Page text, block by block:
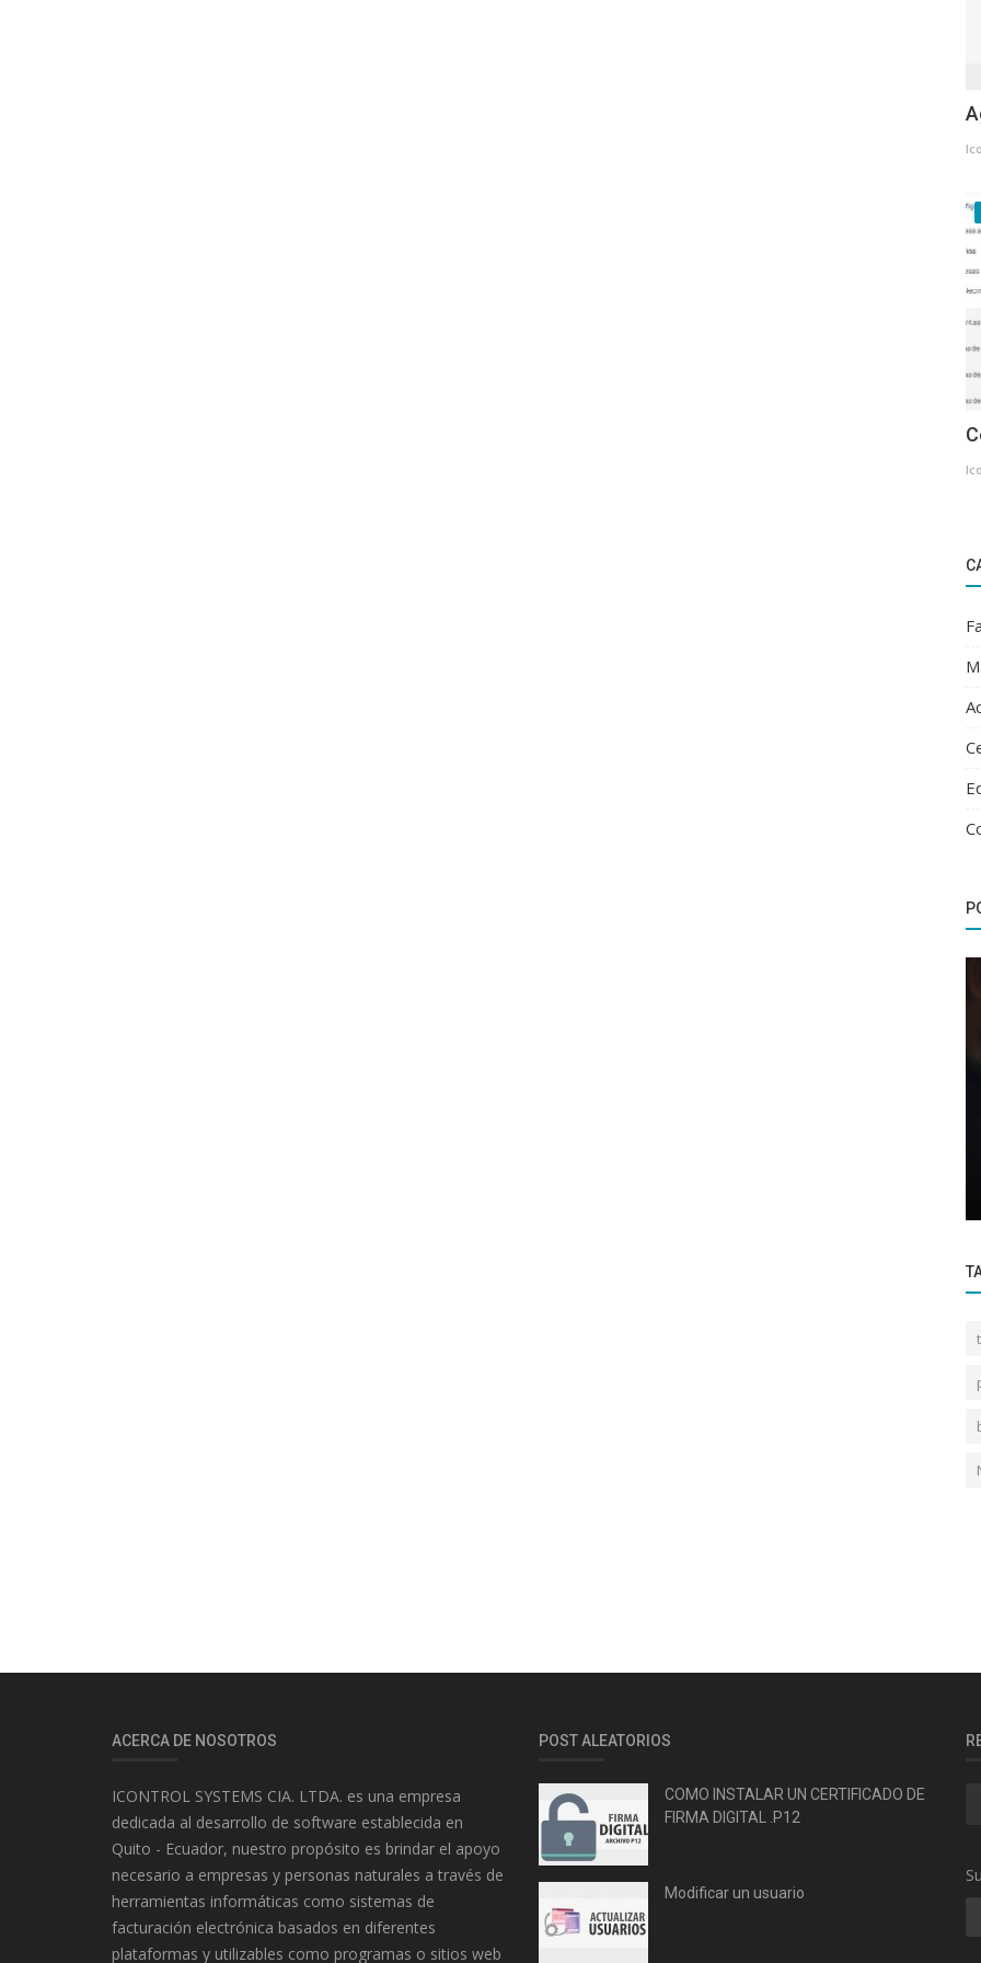
ACERCA DE NOSOTROS
ICONTROL SYSTEMS CIA. LTDA. es una empresa
dedicada al desarrollo de software establecida en
Quito - Ecuador, nuestro propósito es brindar el apoyo
necesario a empresas y personas naturales a través de
herramientas informáticas como sistemas de
facturación electrónica basados en diferentes
plataformas y utilizables como programas o sitios web
POST ALEATORIOS
COMO INSTALAR UN CERTIFICADO DE
FIRMA DIGITAL .P12
Modificar un usuario